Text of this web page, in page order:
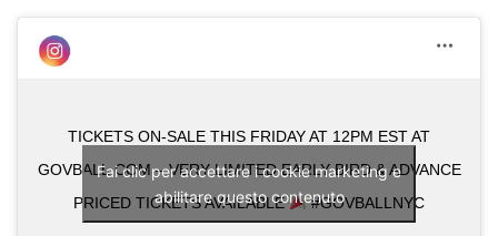
TICKETS ON-SALE THIS FRIDAY AT 12PM EST AT
GOVBALL.COM – VERY LIMITED EARLY BIRD & ADVANCE
PRICED TICKETS AVAILABLE
#GOVBALLNYC
Fai clic per accettare i cookie marketing e
abilitare questo contenuto